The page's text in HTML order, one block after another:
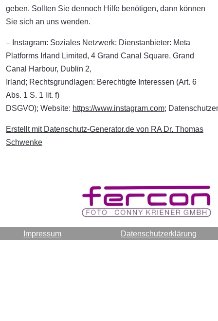
geben. Sollten Sie dennoch Hilfe benötigen, dann können
Sie sich an uns wenden.
– Instagram: Soziales Netzwerk; Dienstanbieter: Meta
Platforms Irland Limited, 4 Grand Canal Square, Grand
Canal Harbour, Dublin 2,
Irland; Rechtsgrundlagen: Berechtigte Interessen (Art. 6
Abs. 1 S. 1 lit. f)
DSGVO); Website: https://www.instagram.com;
Erstellt mit Datenschutz-Generator.de von RA Dr. Thomas
Schwenke
Impressum Datenschutzerklärung